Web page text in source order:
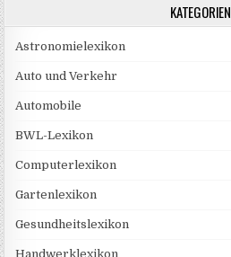
KATEGORIEN
Astronomielexikon
Auto und Verkehr
Automobile
BWL-Lexikon
Computerlexikon
Gartenlexikon
Gesundheitslexikon
Handwerklexikon